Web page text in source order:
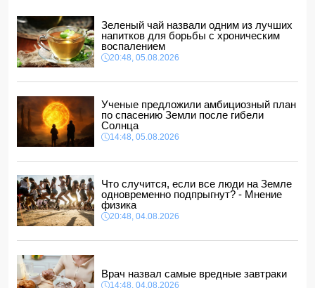
ЕС получил пятый транш доходов от замороженных
активов РФ и обещал передать их Киеву
14:10, 05.08.2026
В Баку на рабочем месте скоропостижно скончался
мужчина
14:04, 05.08.2026
Депутат Милли Меджлиса посетил семью шехида-
ФОТО
14:00, 05.08.2026
Прогноз погоды в Азербайджане на 6 августа
Биржевые цены на кофе в мире выросли до максимума
за полгода
12:40, 05.08.2026
Зеленый чай назвали одним из лучших
напитков для борьбы с хроническим
воспалением
20:48, 05.08.2026
Ученые предложили амбициозный план
по спасению Земли после гибели
Солнца
14:48, 05.08.2026
Что случится, если все люди на Земле
одновременно подпрыгнут? - Мнение
физика
20:48, 04.08.2026
Врач назвал самые вредные завтраки
14:48, 04.08.2026